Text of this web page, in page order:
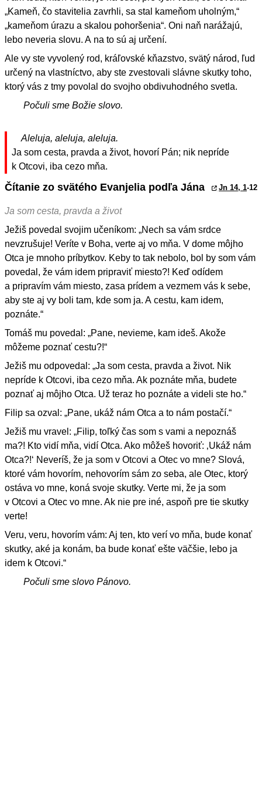
„Kameň, čo stavitelia zavrhli, sa stal kameňom uholným,“
„kameňom úrazu a skalou pohoršenia“. Oni naň narážajú,
lebo neveria slovu. A na to sú aj určení.
Ale vy ste vyvolený rod, kráľovské kňazstvo, svätý národ, ľud
určený na vlastníctvo, aby ste zvestovali slávne skutky toho,
ktorý vás z tmy povolal do svojho obdivuhodného svetla.
Počuli sme Božie slovo.
Aleluja, aleluja, aleluja.
Ja som cesta, pravda a život, hovorí Pán; nik nepríde
k Otcovi, iba cezo mňa.
Čítanie zo svätého Evanjelia podľa Jána Jn 14, 1-12
Ja som cesta, pravda a život
Ježiš povedal svojim učeníkom: „Nech sa vám srdce
nevzrušuje! Veríte v Boha, verte aj vo mňa. V dome môjho
Otca je mnoho príbytkov. Keby to tak nebolo, bol by som vám
povedal, že vám idem pripraviť miesto?! Keď odídem
a pripravím vám miesto, zasa prídem a vezmem vás k sebe,
aby ste aj vy boli tam, kde som ja. A cestu, kam idem,
poznáte.“
Tomáš mu povedal: „Pane, nevieme, kam ideš. Akože
môžeme poznať cestu?!“
Ježiš mu odpovedal: „Ja som cesta, pravda a život. Nik
nepríde k Otcovi, iba cezo mňa. Ak poznáte mňa, budete
poznať aj môjho Otca. Už teraz ho poznáte a videli ste ho.“
Filip sa ozval: „Pane, ukáž nám Otca a to nám postačí.“
Ježiš mu vravel: „Filip, toľký čas som s vami a nepoznáš
ma?! Kto vidí mňa, vidí Otca. Ako môžeš hovoriť: ‚Ukáž nám
Otca?!‘ Neveríš, že ja som v Otcovi a Otec vo mne? Slová,
ktoré vám hovorím, nehovorím sám zo seba, ale Otec, ktorý
ostáva vo mne, koná svoje skutky. Verte mi, že ja som
v Otcovi a Otec vo mne. Ak nie pre iné, aspoň pre tie skutky
verte!
Veru, veru, hovorím vám: Aj ten, kto verí vo mňa, bude konať
skutky, aké ja konám, ba bude konať ešte väčšie, lebo ja
idem k Otcovi.“
Počuli sme slovo Pánovo.